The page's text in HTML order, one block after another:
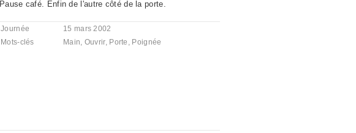
Pause café. Enfin de l'autre côté de la porte.
Journée
15 mars 2002
Mots-clés
Main, Ouvrir, Porte , Poignée